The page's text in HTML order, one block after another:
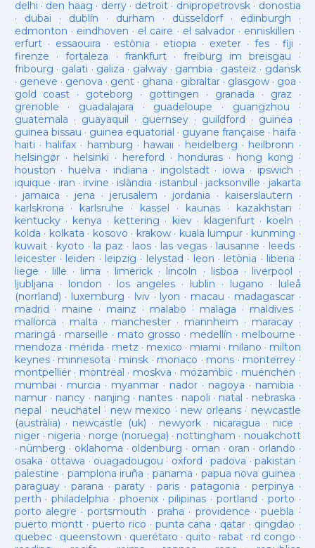
delhi · den haag · derry· detroit· dnipropetrovsk· donostia
· dubai · dublín · durham · düsseldorf· edinburgh ·
edmonton · eindhoven · el caire · el salvador · enniskillen ·
erfurt· essaouira · estònia · etiopia · exeter· fes· fiji ·
firenze ·fortaleza · frankfurt· freiburg im breisgau ·
fribourg · galati · galiza · galway· gambia · gasteiz · gdansk
· geneve · genova · gent· ghana · gibraltar· glasgow· goa ·
gold coast · goteborg · gottingen · granada · graz ·
grenoble · guadalajara · guadeloupe · guangzhou ·
guatemala · guayaquil · guernsey· guildford · guinea ·
guinea bissau · guinea equatorial · guyane française · haifa ·
haiti · halifax · hamburg · hawaii · heidelberg · heilbronn ·
helsingør· helsinki · hereford · honduras· hong kong ·
houston · huelva · indiana · ingolstadt· iowa · ipswich ·
iquique · iran · irvine · islàndia · istanbul · jacksonville · jakarta
· jamaica · jena · jerusalem · jordania · kaiserslautern ·
karlskrona · karlsruhe · kassel · kaunas· kazakhstan ·
kentucky· kenya · kettering · kiev· klagenfurt · koeln ·
kolda · kolkata · kosovo · krakow· kuala lumpur · kunming ·
kuwait· kyoto · la paz · laos· las vegas· lausanne · leeds ·
leicester· leiden · leipzig · lelystad · leon · letònia · liberia ·
liege · lille · lima · limerick· lincoln · lisboa · liverpool ·
ljubljana · london · los angeles· lublin · lugano · luleå
(norrland) · luxemburg · lviv · lyon · macau · madagascar·
madrid · maine · mainz · malabo · malaga · maldives·
mallorca · malta · manchester· mannheim · maracay·
maringá · marseille · mato grosso · medellín · melbourne ·
mendoza · mérida · metz · mexico · miami · milano · milton
keynes· minnesota · minsk · monaco · mons · monterrey ·
montpellier· montreal · moskva · mozambic· muenchen ·
mumbai · murcia · myanmar· nador · nagoya · namibia ·
namur· nancy · nanjing · nantes · napoli · natal · nebraska ·
nepal · neuchatel · new mexico · new orleans· newcastle
(austràlia) · newcastle (uk) · newyork· nicaragua · nice ·
niger· nigeria · norge (noruega) · nottingham · nouakchott
· nürnberg · oklahoma · oldenburg · oman · oran · orlando ·
osaka · ottawa · ouagadougou · oxford ·padova ·pakistan ·
palestine · pamplona iruña · panama · papua nova guinea ·
paraguay· parana ·paraty · paris·patagonia · perpinya ·
perth ·philadelphia · phoenix·pilipinas ·portland · porto ·
porto alegre ·portsmouth ·praha · providence ·puebla ·
puerto montt· puerto rico ·punta cana · qatar · qingdao ·
quebec· queenstown · querétaro · quito · rabat · rd congo ·